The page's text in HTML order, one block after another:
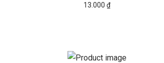
13.000 ₫